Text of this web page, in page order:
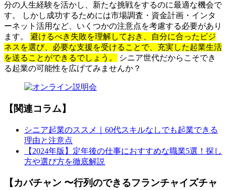
分の人生経験を活かし、新たな挑戦をするのに最適な機会で
す。 しかし成功するためには市場調査・資金計画・インタ
ーネット活用など、いくつかの注意点を考慮する必要があり
ます。 避けるべき失敗を理解しておき、自分に合ったビジ
ネスを選び、必要な支援を受けることで、充実した起業生活
を送ることができるでしょう。
シニア世代だからこそでき
る起業の可能性を広げてみませんか？
【関連コラム】
シニア起業のススメ｜60代スキルなしでも起業できる
理由と注意点
【2024年版】定年後の仕事におすすめな職業5選！探し
方や選び方を徹底解説
【カバチャン 〜行列のできるフランチャイズチャ